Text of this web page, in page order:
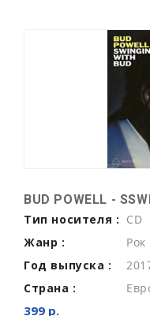
BUD POWELL -
Тип носителя : CD
Жанр :
Рок
Год выпуска :
Страна :
399 р.